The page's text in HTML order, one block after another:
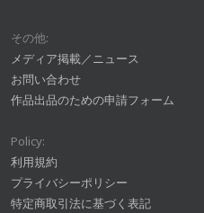
その他:
メディア掲載／ニュース
お問い合わせ
作品出品のための申請フォーム
Policy:
利用規約
プライバシーポリシー
特定商取引法に基づく表記